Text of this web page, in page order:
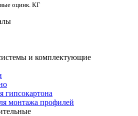
оцинк. КГ
и комплектующие
гипсокартона
монтажа профилей